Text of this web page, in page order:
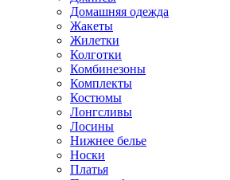
Домашняя одежда
Жакеты
Жилетки
Колготки
Комбинезоны
Комплекты
Костюмы
Лонгсливы
Лосины
Нижнее белье
Носки
Платья